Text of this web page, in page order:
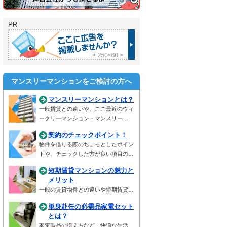
PR
マンスリーマンションをご検討の方へ
マンスリーマンションとは？
一般賃貸との違いや、ここ最近のウィ
ークリーマンション・マンスリー…
契約のチェックポイント！
物件を借りる際のちょっとしたポイン
トや、チェックした方が良い項目の…
短期賃貸マンションの魅力と
メリット
一般の賃貸物件との違いや短期賃貸…
単身赴任の必需品家電セット
とは？
家電製品の揃え方など、快適な生活